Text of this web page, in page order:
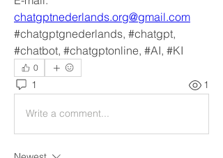
chatgptnederlands.org@gmail.com
#chatgptgnederlands, #chatgpt,
#chatbot, #chatgptonline, #AI, #KI
0
1 1
Write a comment...